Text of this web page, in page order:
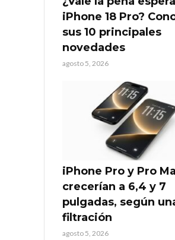
iPhone 18 Pro?
sus 10 principales
novedades
agosto 5, 2026
iPhone Pro y Pro
crecerían a 6,4 y 7
pulgadas, según
filtración
agosto 5, 2026